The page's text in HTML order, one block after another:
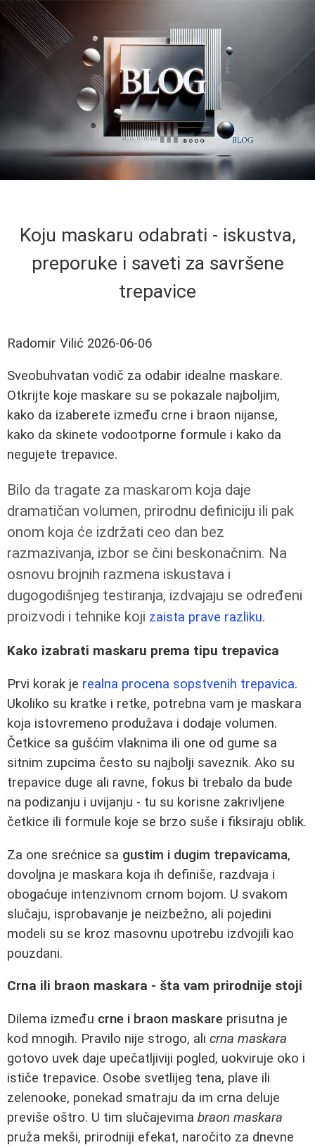
Koju maskaru odabrati - iskustva,
preporuke i saveti za savršene
trepavice
Radomir Vilić 2026-06-06
Sveobuhvatan vodič za odabir idealne maskare.
Otkrijte koje maskare su se pokazale najboljim,
kako da izaberete između crne i braon nijanse,
kako da skinete vodootporne formule i kako da
negujete trepavice.
Bilo da tragate za maskarom koja daje
dramatičan volumen, prirodnu definiciju ili pak
onom koja će izdržati ceo dan bez
razmazivanja, izbor se čini beskonačnim. Na
osnovu brojnih razmena iskustava i
dugogodišnjeg testiranja, izdvajaju se određeni
proizvodi i tehnike koji zaista prave razliku.
Kako izabrati maskaru prema tipu trepavica
Prvi korak je realna procena sopstvenih trepavica.
Ukoliko su kratke i retke, potrebna vam je maskara
koja istovremeno produžava i dodaje volumen.
Četkice sa gušćim vlaknima ili one od gume sa
sitnim zupcima često su najbolji saveznik. Ako su
trepavice duge ali ravne, fokus bi trebalo da bude
na podizanju i uvijanju - tu su korisne zakrivljene
četkice ili formule koje se brzo suše i fiksiraju oblik.
Za one srećnice sa gustim i dugim trepavicama,
dovoljna je maskara koja ih definiše, razdvaja i
obogaćuje intenzivnom crnom bojom. U svakom
slučaju, isprobavanje je neizbežno, ali pojedini
modeli su se kroz masovnu upotrebu izdvojili kao
pouzdani.
Crna ili braon maskara - šta vam prirodnije stoji
Dilema između crne i braon maskare prisutna je
kod mnogih. Pravilo nije strogo, ali crna maskara
gotovo uvek daje upečatljiviji pogled, uokviruje oko i
ističe trepavice. Osobe svetlijeg tena, plave ili
zelenooke, ponekad smatraju da im crna deluje
previše oštro. U tim slučajevima braon maskara
pruža mekši, prirodniji efekat, naročito za dnevne